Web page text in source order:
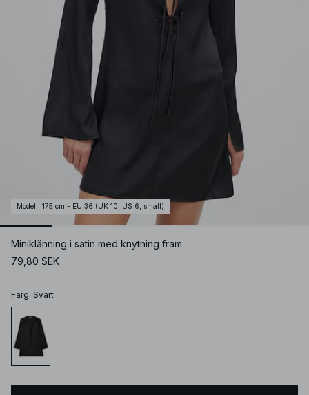
Modell : 175 cm - EU 36 (UK 10, US 6, small)
Miniklänning i satin med knytning fram
79,80 SEK
Färg: Svart